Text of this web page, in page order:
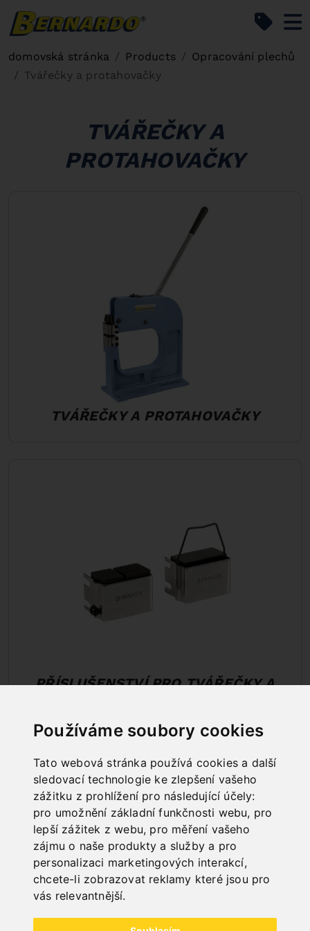
Používáme soubory cookies
Tato webová stránka používá cookies a další
sledovací technologie ke zlepšení vašeho
zážitku z prohlížení pro následující účely:
pro umožnění základní funkčnosti webu, pro
lepší zážitek z webu, pro měření vašeho
zájmu o naše produkty a služby a pro
personalizaci marketingových interakcí,
chcete-li zobrazovat reklamy které jsou pro
vás relevantnější.
domovská stránka Products
Opracování plechů
Tvářečky a protahovačky
TVÁŘEČKY A
PROTAHOVAČKY
TVÁŘEČKY A PROTAHOVAČKY
PŘÍSLUŠENSTVÍ PRO TVÁŘEČKY A